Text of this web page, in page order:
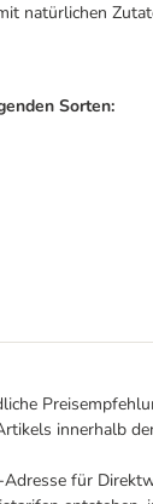
natürlichen
Sorten:
innerhalb
für